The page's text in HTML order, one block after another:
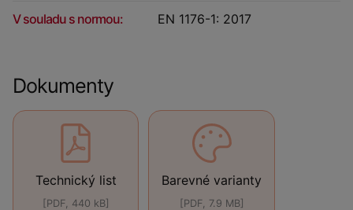
V souladu s normou: EN 1176-1: 2017
Dokumenty
Technický list
[PDF, 440 kB]
Barevné varianty
[PDF, 7.9 MB]